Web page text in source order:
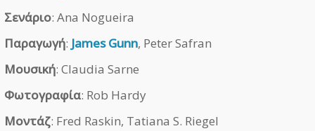
Σενάριο: Ana Nogueira
Παραγωγή: James Gunn, Peter Safran
Μουσική: Claudia Sarne
Φωτογραφία: Rob Hardy
Μοντάζ: Fred Raskin, Tatiana S. Riegel